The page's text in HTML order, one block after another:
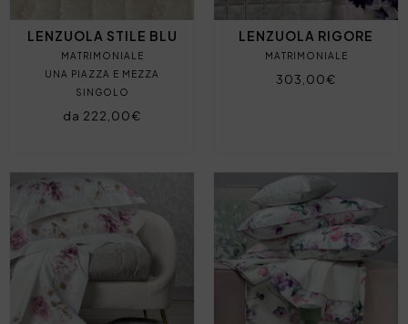
LENZUOLA STILE BLU
MATRIMONIALE
UNA PIAZZA E MEZZA
SINGOLO
da 222,00€
LENZUOLA RIGORE
MATRIMONIALE
303,00€